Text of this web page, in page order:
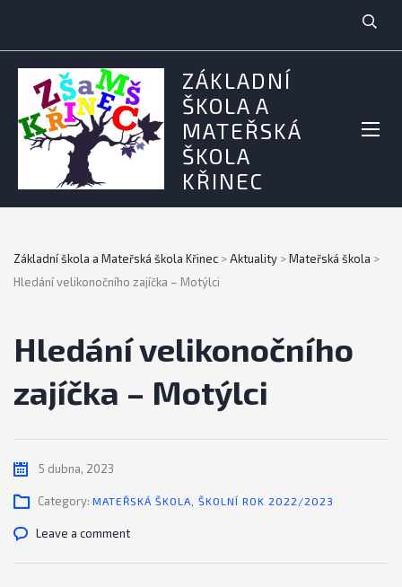
ZÁKLADNÍ
ŠKOLA A
MATEŘSKÁ
ŠKOLA
KŘINEC
Základní škola a Mateřská škola Křinec >Aktuality >Mateřská škola >
Hledání velikonočního zajíčka – Motýlci
Hledání velikonočního
zajíčka – Motýlci
5 dubna, 2023
Category: MATEŘSKÁ ŠKOLA ŠKOLNÍ ROK 2022/2023
Leave a comment